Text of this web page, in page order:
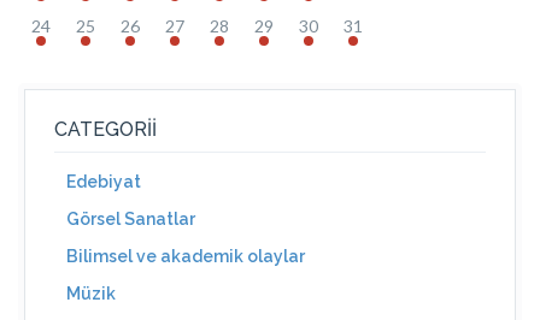
24 25 26 27 28 29 30 31
CATEGORII
Edebiyat
Görsel Sanatlar
Bilimsel ve akademik olaylar
Müzik